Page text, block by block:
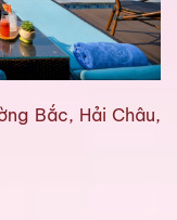
Bắc, Hải Châu,